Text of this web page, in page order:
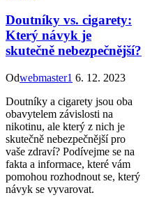
Doutníky vs. cigarety:
Který návyk je
skutečně nebezpečnější?
Odwebmaster1 6. 12. 2023
Doutníky a cigarety jsou oba
obavytelem závislosti na
nikotinu, ale který z nich je
skutečně nebezpečnější pro
vaše zdraví? Podívejme se na
fakta a informace, které vám
pomohou rozhodnout se, který
návyk se vyvarovat.